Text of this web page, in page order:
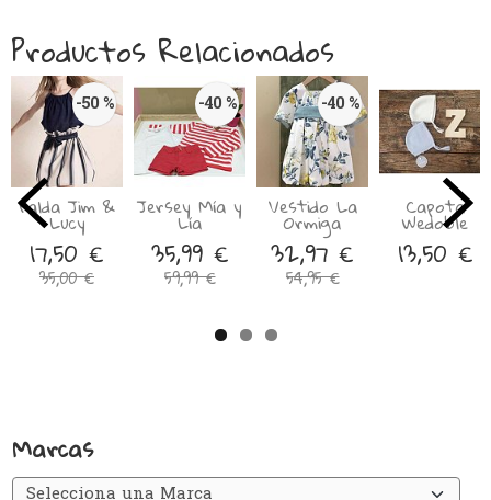
Marcas
Productos Relacionados
-50 %
Falda Jim &
Lucy
17,50 €
35,00 €
-40 %
Jersey Mía y
Lía
35,99 €
59,99 €
-40 %
Vestido La
Ormiga
32,97 €
54,95 €
Capota
Wedoble
13,50 €